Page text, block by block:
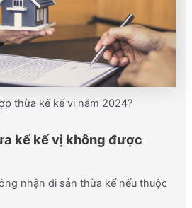
thừa kế kế vị năm 2024?
kế kế vị không được
nhận di sản thừa kế nếu thuộc